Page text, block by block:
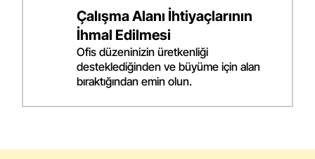
Çalışma Alanı İhtiyaçlarının
İhmal Edilmesi
Ofis düzeninizin üretkenliği
desteklediğinden ve büyüme için alan
bıraktığından emin olun.